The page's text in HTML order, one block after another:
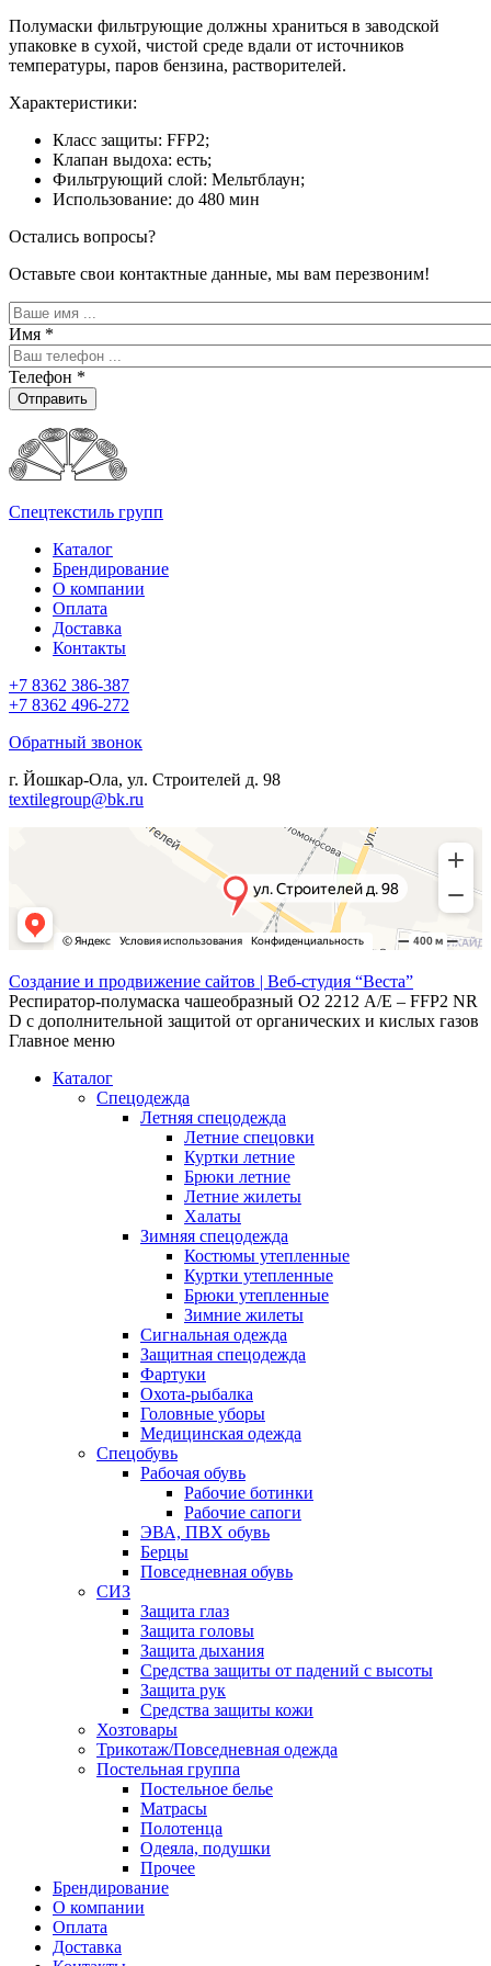
Полумаски фильтрующие должны храниться в заводской
упаковке в сухой, чистой среде вдали от источников
температуры, паров бензина, растворителей.
Характеристики:
Класс защиты: FFP2;
Клапан выдоха: есть;
Фильтрующий слой: Мельтблаун;
Использование: до 480 мин
Остались вопросы?
Оставьте свои контактные данные, мы вам перезвоним!
Имя *
Телефон *
Отправить
Спецтекстиль групп
Каталог
Брендирование
О компании
Оплата
Доставка
Контакты
+7 8362 386-387
+7 8362 496-272
Обратный звонок
г. Йошкар-Ола, ул. Строителей д. 98
textilegroup@bk.ru
Создание и продвижение сайтов | Веб-студия “Веста”
Респиратор-полумаска чашеобразный О2 2212 A/E – FFP2 NR
D с дополнительной защитой от органических и кислых газов
Главное меню
Каталог
Спецодежда
Летняя спецодежда
Летние спецовки
Куртки летние
Брюки летние
Летние жилеты
Халаты
Зимняя спецодежда
Костюмы утепленные
Куртки утепленные
Брюки утепленные
Зимние жилеты
Сигнальная одежда
Защитная спецодежда
Фартуки
Охота-рыбалка
Головные уборы
Медицинская одежда
Спецобувь
Рабочая обувь
Рабочие ботинки
Рабочие сапоги
ЭВА, ПВХ обувь
Берцы
Повседневная обувь
СИЗ
Защита глаз
Защита головы
Защита дыхания
Средства защиты от падений с высоты
Защита рук
Средства защиты кожи
Хозтовары
Трикотаж/Повседневная одежда
Постельная группа
Постельное белье
Матрасы
Полотенца
Одеяла, подушки
Прочее
Брендирование
О компании
Оплата
Доставка